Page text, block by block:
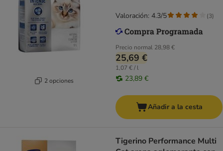
2 opciones
Precio normal 28,98 €
25,69 €
1,07 € / l
23,89 €
Valoración: 4.3/5 (3)
Añadir a la cesta
Tigerino Performance Multi